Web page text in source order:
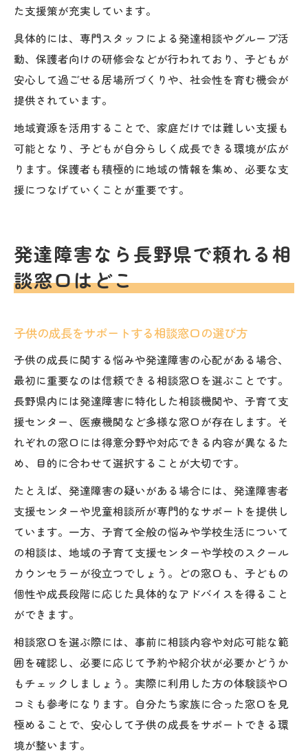
た支援策が充実しています。
具体的には、専門スタッフによる発達相談やグループ活
動、保護者向けの研修会などが行われており、子どもが
安心して過ごせる居場所づくりや、社会性を育む機会が
提供されています。
地域資源を活用することで、家庭だけでは難しい支援も
可能となり、子どもが自分らしく成長できる環境が広が
ります。保護者も積極的に地域の情報を集め、必要な支
援につなげていくことが重要です。
発達障害なら長野県で頼れる相
談窓口はどこ
子供の成長をサポートする相談窓口の選び方
子供の成長に関する悩みや発達障害の心配がある場合、
最初に重要なのは信頼できる相談窓口を選ぶことです。
長野県内には発達障害に特化した相談機関や、子育て支
援センター、医療機関など多様な窓口が存在します。そ
れぞれの窓口には得意分野や対応できる内容が異なるた
め、目的に合わせて選択することが大切です。
たとえば、発達障害の疑いがある場合には、発達障害者
支援センターや児童相談所が専門的なサポートを提供し
ています。一方、子育て全般の悩みや学校生活について
の相談は、地域の子育て支援センターや学校のスクール
カウンセラーが役立つでしょう。どの窓口も、子どもの
個性や成長段階に応じた具体的なアドバイスを得ること
ができます。
相談窓口を選ぶ際には、事前に相談内容や対応可能な範
囲を確認し、必要に応じて予約や紹介状が必要かどうか
もチェックしましょう。実際に利用した方の体験談や口
コミも参考になります。自分たち家族に合った窓口を見
極めることで、安心して子供の成長をサポートできる環
境が整います。